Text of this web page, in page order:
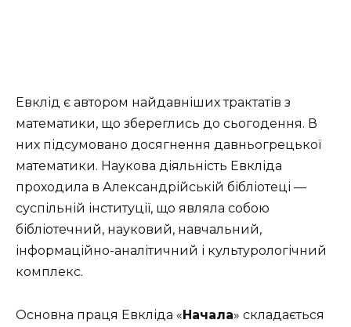
Евклід є автором найдавніших трактатів з
математики, що збереглись до сьогодення. В
них підсумовано досягнення давньогрецької
математики. Наукова діяльність Евкліда
проходила в Александрійській бібліотеці —
суспільній інституції, що являла собою
бібліотечний, науковий, навчальний,
інформаційно-аналітичний і культурологічний
комплекс.
Основна праця Евкліда «Начала» складається